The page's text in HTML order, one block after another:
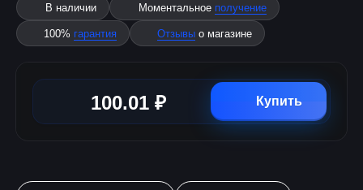
В наличии Моментальное получение
100% гарантия Отзывы о магазине
100.01 ₽ Купить